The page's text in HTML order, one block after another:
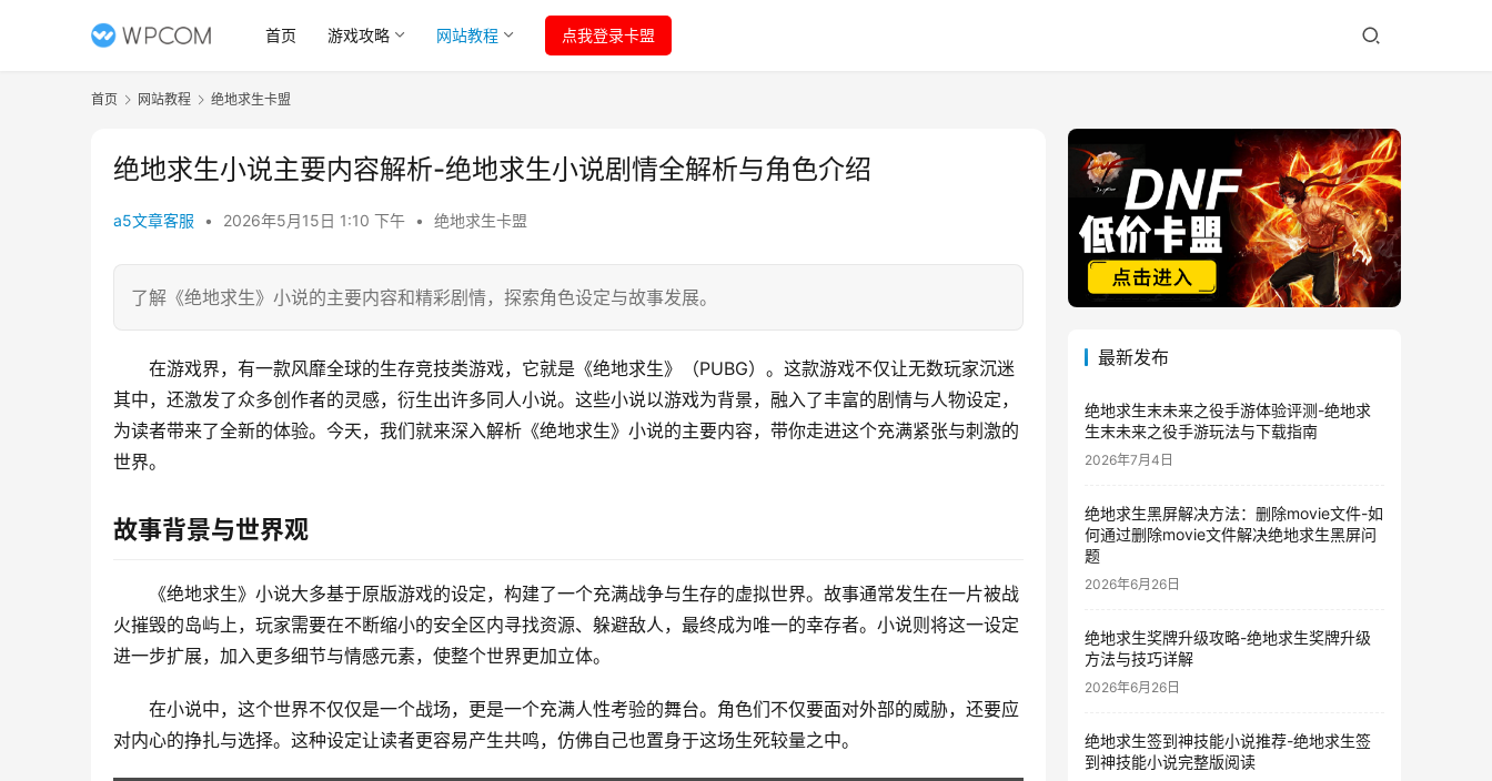
首页 游戏攻略 网站教程 点我登录卡盟
首页 网站教程 绝地求生卡盟
绝地求生小说主要内容解析-绝地求生小说剧情全解析与角色介绍
a5文章客服 • 2026年5月15日 1:10 下午 • 绝地求生卡盟
了解《绝地求生》小说的主要内容和精彩剧情，探索角色设定与故事发展。
在游戏界，有一款风靡全球的生存竞技类游戏，它就是《绝地求生》（PUBG）。这款游戏不仅让无数玩家沉迷
其中，还激发了众多创作者的灵感，衍生出许多同人小说。这些小说以游戏为背景，融入了丰富的剧情与人物设定，
为读者带来了全新的体验。今天，我们就来深入解析《绝地求生》小说的主要内容，带你走进这个充满紧张与刺激的
世界。
故事背景与世界观
《绝地求生》小说大多基于原版游戏的设定，构建了一个充满战争与生存的虚拟世界。故事通常发生在一片被战
火摧毁的岛屿上，玩家需要在不断缩小的安全区内寻找资源、躲避敌人，最终成为唯一的幸存者。小说则将这一设定
进一步扩展，加入更多细节与情感元素，使整个世界更加立体。
在小说中，这个世界不仅仅是一个战场，更是一个充满人性考验的舞台。角色们不仅要面对外部的威胁，还要应
对内心的挣扎与选择。这种设定让读者更容易产生共鸣，仿佛自己也置身于这场生死较量之中。
最新发布
绝地求生末未来之役手游体验评测-绝地求
生末未来之役手游玩法与下载指南
2026年7月4日
绝地求生黑屏解决方法：删除movie文件-如
何通过删除movie文件解决绝地求生黑屏问
题
2026年6月26日
绝地求生奖牌升级攻略-绝地求生奖牌升级
方法与技巧详解
2026年6月26日
绝地求生签到神技能小说推荐-绝地求生签
到神技能小说完整版阅读